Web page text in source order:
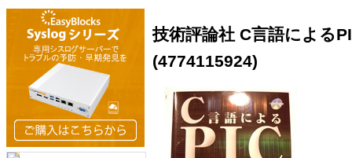
技術評論社 C言語による
(4774115924)